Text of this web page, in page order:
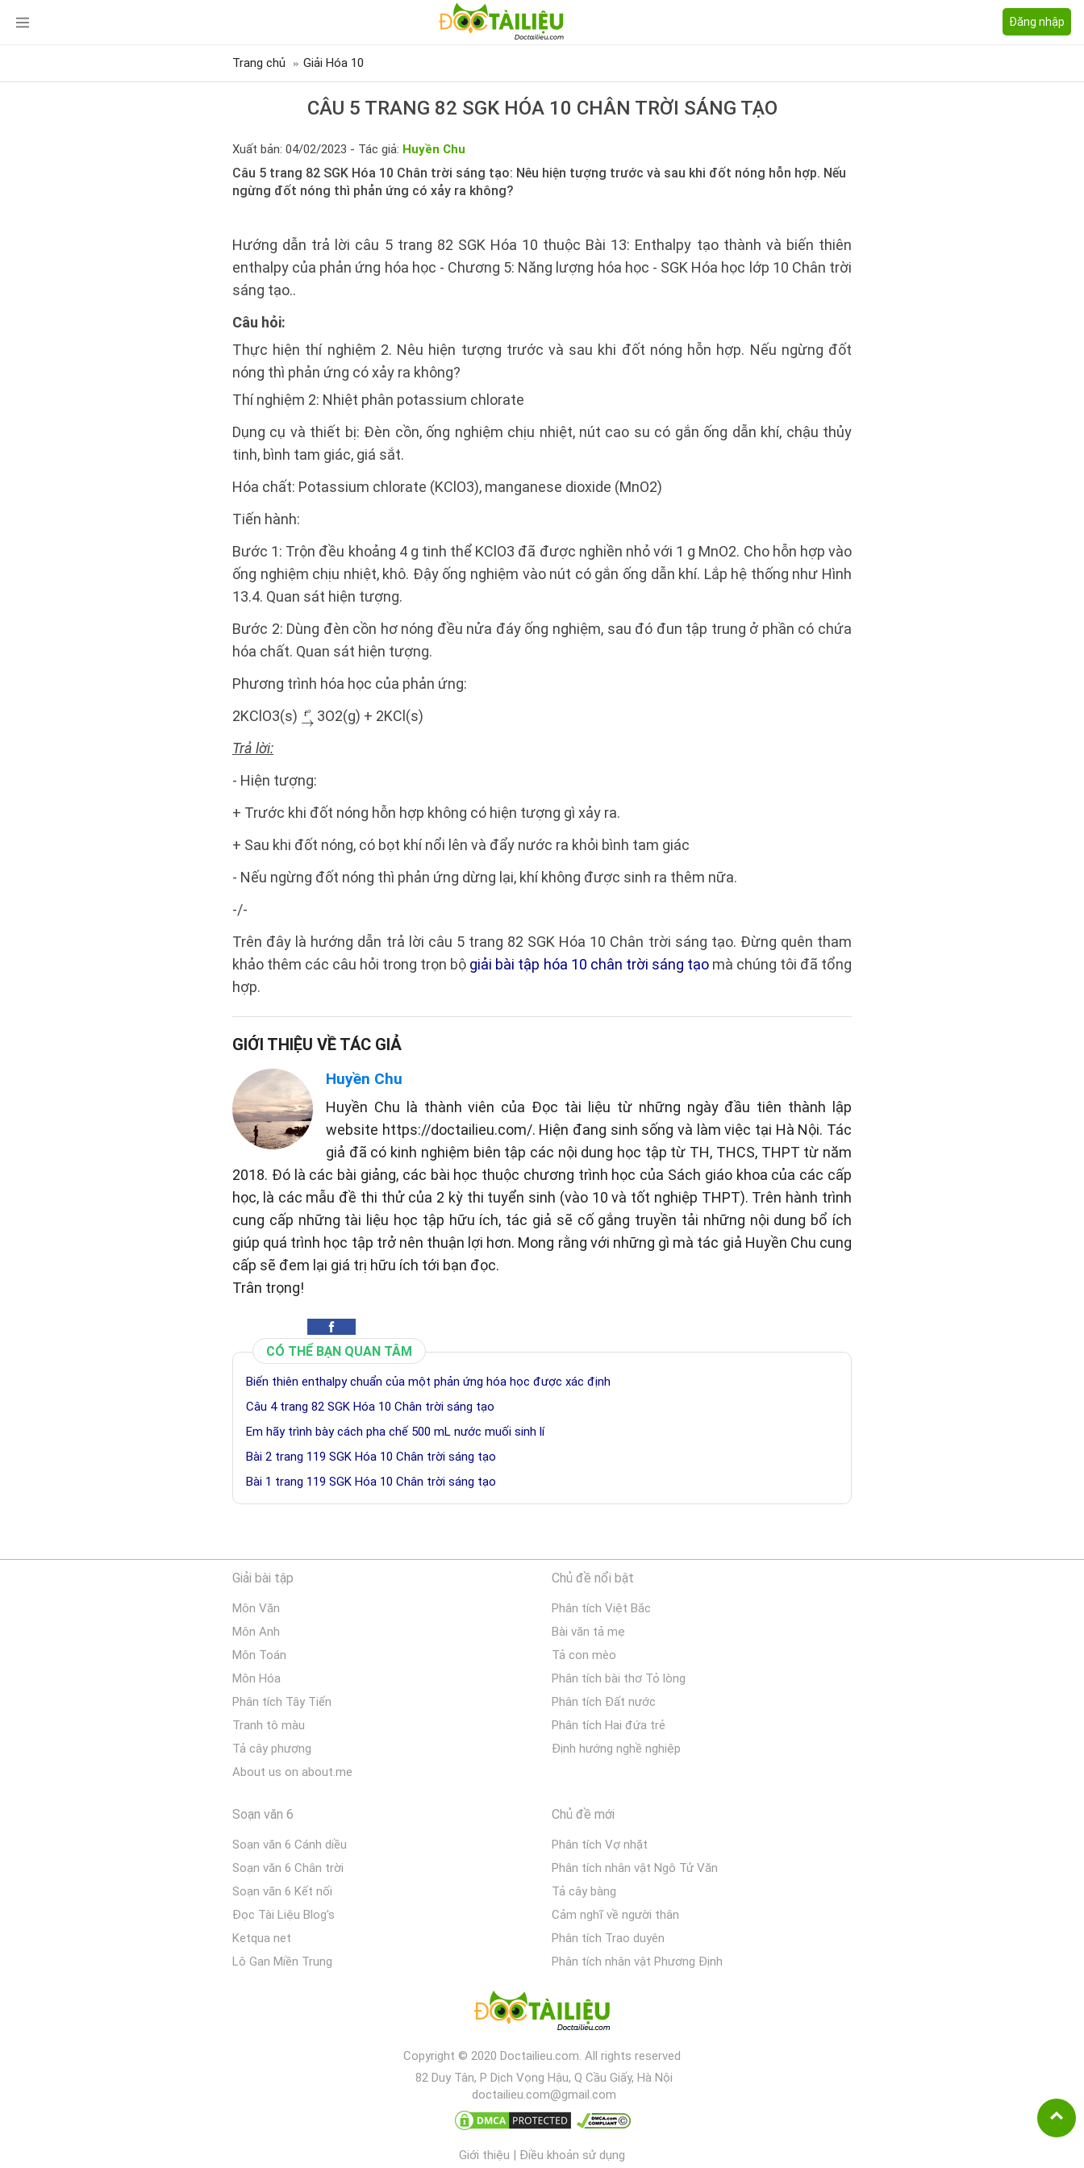
Đăng nhập
Trang chủ Giải Hóa 10
CÂU 5 TRANG 82 SGK HÓA 10 CHÂN TRỜI SÁNG TẠO
Xuất bản: 04/02/2023 - Tác giả: Huyền Chu
Câu 5 trang 82 SGK Hóa 10 Chân trời sáng tạo: Nêu hiện tượng trước và sau khi đốt nóng hỗn hợp. Nếu
ngừng đốt nóng thì phản ứng có xảy ra không?
Hướng dẫn trả lời câu 5 trang 82 SGK Hóa 10 thuộc Bài 13: Enthalpy tạo thành và biến thiên
enthalpy của phản ứng hóa học - Chương 5: Năng lượng hóa học - SGK Hóa học lớp 10 Chân trời
sáng tạo..
Câu hỏi:
Thực hiện thí nghiệm 2. Nêu hiện tượng trước và sau khi đốt nóng hỗn hợp. Nếu ngừng đốt
nóng thì phản ứng có xảy ra không?
Thí nghiệm 2: Nhiệt phân potassium chlorate
Dụng cụ và thiết bị: Đèn cồn, ống nghiệm chịu nhiệt, nút cao su có gắn ống dẫn khí, chậu thủy
tinh, bình tam giác, giá sắt.
Hóa chất: Potassium chlorate (KClO3), manganese dioxide (MnO2)
Tiến hành:
Bước 1: Trộn đều khoảng 4 g tinh thể KClO3 đã được nghiền nhỏ với 1 g MnO2. Cho hỗn hợp vào
ống nghiệm chịu nhiệt, khô. Đậy ống nghiệm vào nút có gắn ống dẫn khí. Lắp hệ thống như Hình
13.4. Quan sát hiện tượng.
Bước 2: Dùng đèn cồn hơ nóng đều nửa đáy ống nghiệm, sau đó đun tập trung ở phần có chứa
hóa chất. Quan sát hiện tượng.
Phương trình hóa học của phản ứng:
2KClO3(s)
3O2(g) + 2KCl(s)
Trả lời:
- Hiện tượng:
+ Trước khi đốt nóng hỗn hợp không có hiện tượng gì xảy ra.
+ Sau khi đốt nóng, có bọt khí nổi lên và đẩy nước ra khỏi bình tam giác
- Nếu ngừng đốt nóng thì phản ứng dừng lại, khí không được sinh ra thêm nữa.
-/-
Trên đây là hướng dẫn trả lời câu 5 trang 82 SGK Hóa 10 Chân trời sáng tạo. Đừng quên tham
khảo thêm các câu hỏi trong trọn bộ giải bài tập hóa 10 chân trời sáng tạomà chúng tôi đã tổng
hợp.
GIỚI THIỆU VỀ TÁC GIẢ
Huyền Chu
Huyền Chu là thành viên của Đọc tài liệu từ những ngày đầu tiên thành lập
website https://doctailieu.com/. Hiện đang sinh sống và làm việc tại Hà Nội. Tác
giả đã có kinh nghiệm biên tập các nội dung học tập từ TH, THCS, THPT từ năm
2018. Đó là các bài giảng, các bài học thuộc chương trình học của Sách giáo khoa của các cấp
học, là các mẫu đề thi thử của 2 kỳ thi tuyển sinh (vào 10 và tốt nghiệp THPT). Trên hành trình
cung cấp những tài liệu học tập hữu ích, tác giả sẽ cố gắng truyền tải những nội dung bổ ích
giúp quá trình học tập trở nên thuận lợi hơn. Mong rằng với những gì mà tác giả Huyền Chu cung
cấp sẽ đem lại giá trị hữu ích tới bạn đọc.
Trân trọng!
CÓ THỂ BẠN QUAN TÂM
Biến thiên enthalpy chuẩn của một phản ứng hóa học được xác định
Câu 4 trang 82 SGK Hóa 10 Chân trời sáng tạo
Em hãy trình bày cách pha chế 500 mL nước muối sinh lí
Bài 2 trang 119 SGK Hóa 10 Chân trời sáng tạo
Bài 1 trang 119 SGK Hóa 10 Chân trời sáng tạo
Giải bài tập
Môn Văn
Môn Anh
Môn Toán
Môn Hóa
Phân tích Tây Tiến
Tranh tô màu
Tả cây phượng
About us on about.me
Chủ đề nổi bật
Phân tích Việt Bắc
Bài văn tả mẹ
Tả con mèo
Phân tích bài thơ Tỏ lòng
Phân tích Đất nước
Phân tích Hai đứa trẻ
Định hướng nghề nghiệp
Soạn văn 6
Soạn văn 6 Cánh diều
Soạn văn 6 Chân trời
Soạn văn 6 Kết nối
Đọc Tài Liệu Blog's
Ketqua net
Lô Gan Miền Trung
Chủ đề mới
Phân tích Vợ nhặt
Phân tích nhân vật Ngô Tử Văn
Tả cây bàng
Cảm nghĩ về người thân
Phân tích Trao duyên
Phân tích nhân vật Phương Định
Copyright © 2020 Doctailieu.com. All rights reserved
82 Duy Tân, P Dịch Vọng Hậu, Q Cầu Giấy, Hà Nội
doctailieu.com@gmail.com
Giới thiệu | Điều khoản sử dụng